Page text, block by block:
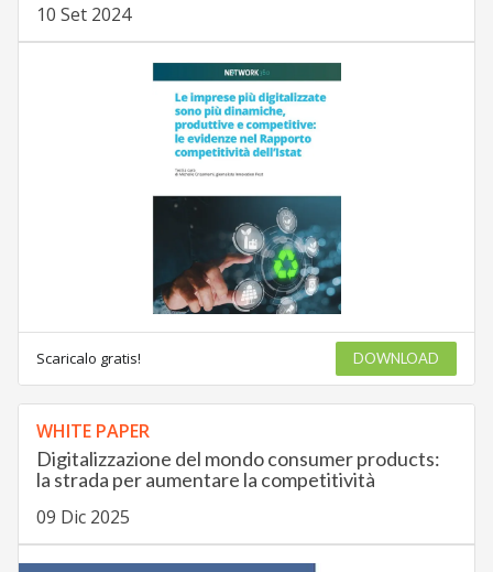
10 Set 2024
Scaricalo gratis! DOWNLOAD
WHITE PAPER
Digitalizzazione del mondo consumer products:
la strada per aumentare la competitività
09 Dic 2025